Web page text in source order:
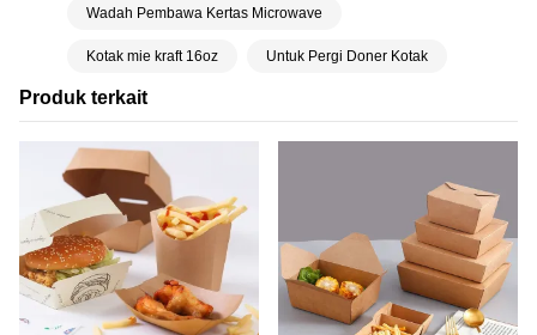
Produk terkait
Wadah Pembawa Kertas Microwave
Kotak mie kraft 16oz Untuk Pergi Doner Kotak